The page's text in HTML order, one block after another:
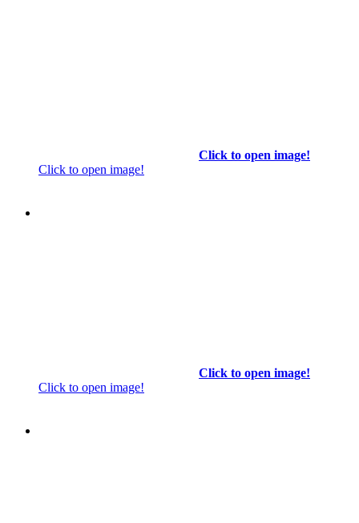
Click to open image!
Click to open image!
Click to open image!
Click to open image!